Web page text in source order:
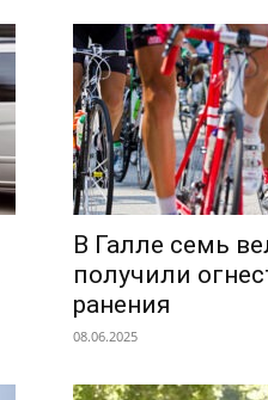
В Галле семь
получили
ранения
08.06.2025